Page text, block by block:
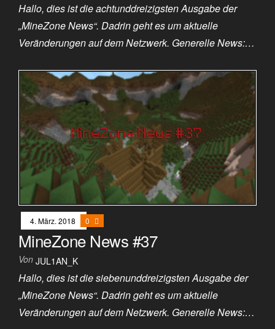
Hallo, dies ist die achtunddreizigsten Ausgabe der
„MineZone News“. Dadrin geht es um aktuelle
Veränderungen auf dem Netzwerk. Generelle News:…
4. März. 2018 0
MineZone News #37
Von JUL1AN_K
Hallo, dies ist die siebenunddreizigsten Ausgabe der
„MineZone News“. Dadrin geht es um aktuelle
Veränderungen auf dem Netzwerk. Generelle News:…